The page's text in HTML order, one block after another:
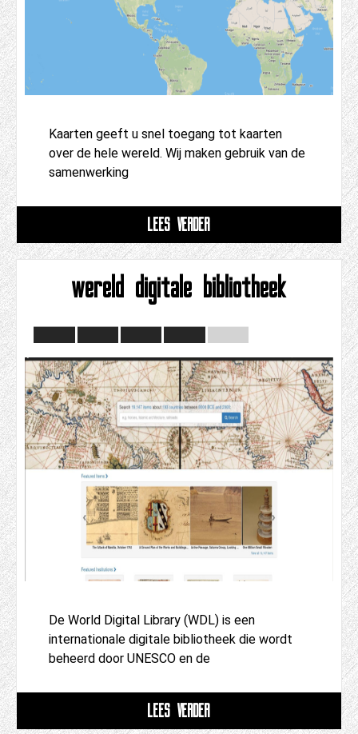
Kaarten geeft u snel toegang tot kaarten
over de hele wereld. Wij maken gebruik van de
samenwerking
LEES VERDER
wereld digitale bibliotheek
De World Digital Library (WDL) is een
internationale digitale bibliotheek die wordt
beheerd door UNESCO en de
LEES VERDER